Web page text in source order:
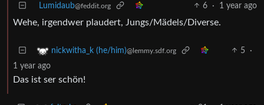
Lumidaub@feddit.org 6 · 1 year ago
Wehe, irgendwer plaudert, Jungs/Mädels/Diverse.
nickwitha_k (he/him)@lemmy.sdf.org 5
·
1 year ago
Das ist ser schön!